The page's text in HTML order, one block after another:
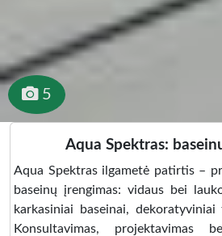
5
Aqua Spektras:
Aqua Spektras ilgametė patirtis –
baseinų įrengimas: vidaus bei
karkasiniai baseinai,
Konsultavimas, projektavimas